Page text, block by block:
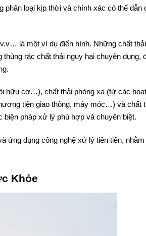
loại kịp thời và chính xác có thể dẫn
là một ví dụ điển hình. Những chất
rác chất thải nguy hại chuyên dụng,
hữu cơ…), chất thải phóng xạ (từ các
tiện giao thông, máy móc…) và chất
biện pháp xử lý phù hợp và chuyên biệt.
ứng dụng công nghệ xử lý tiên tiến,
Khỏe